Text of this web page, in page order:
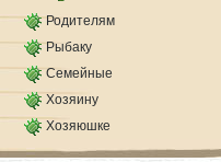
Родителям
Рыбаку
Семейные
Хозяину
Хозяюшке